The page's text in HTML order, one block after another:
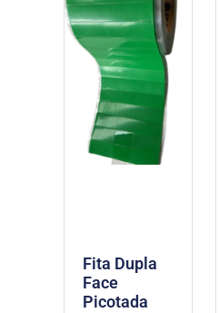
Fita Dupla
Face
Picotada